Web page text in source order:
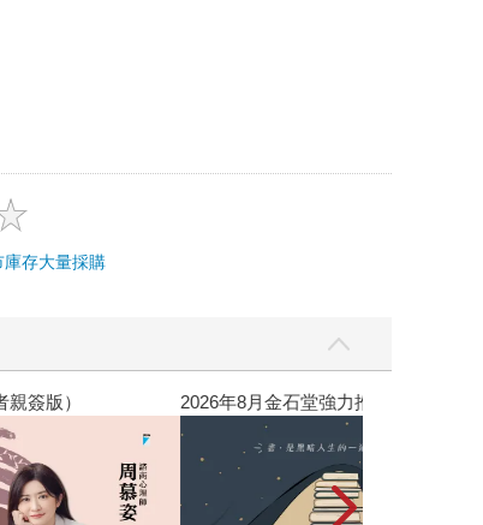
庫存大量採購
被愛嗎？（限量作者親簽版） 2026年8月金石